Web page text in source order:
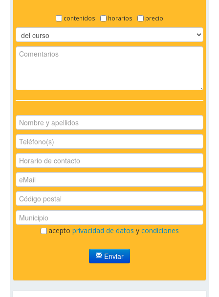
contenidos horarios precio
acepto privacidad de datos y condiciones
Enviar